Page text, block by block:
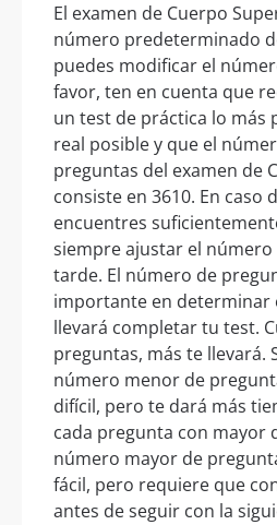
El examen de Cuerpo
número predeterminado
puedes modificar el
favor, ten en cuenta que
un test de práctica lo más
real posible y que el
preguntas del examen de
consiste en 3610. En caso
encuentres
siempre ajustar el
tarde. El número de
importante en determinar
llevará completar tu test.
preguntas, más te llevará.
número menor de
difícil, pero te dará más
cada pregunta con mayor
número mayor de
fácil, pero requiere que
antes de seguir con la